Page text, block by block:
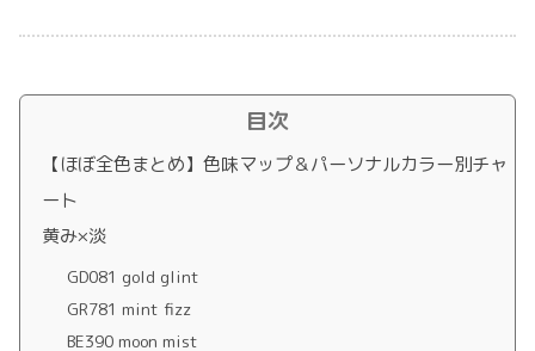
目次
【ほぼ全色まとめ】色味マップ＆パーソナルカラー別チャ
ート
黄み×淡
GD081 gold glint
GR781 mint fizz
BE390 moon mist